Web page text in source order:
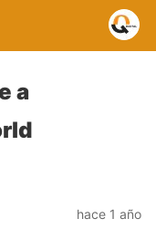
a
hace 1 año